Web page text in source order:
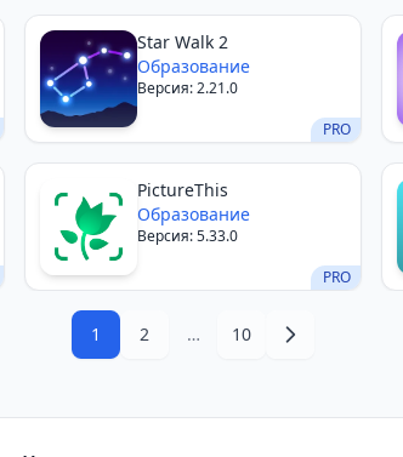
PRO
Star Walk 2
Образование
Версия: 2.21.0
PRO
PictureThis
Образование
Версия: 5.33.0
1 2 … 10